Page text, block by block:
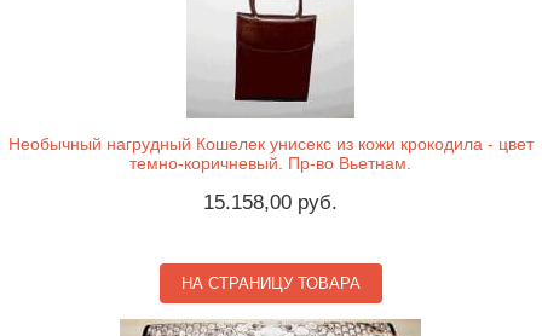
Необычный нагрудный Кошелек унисекс из кожи крокодила - цвет
темно-коричневый. Пр-во Вьетнам.
15.158,00 руб.
НА СТРАНИЦУ ТОВАРА